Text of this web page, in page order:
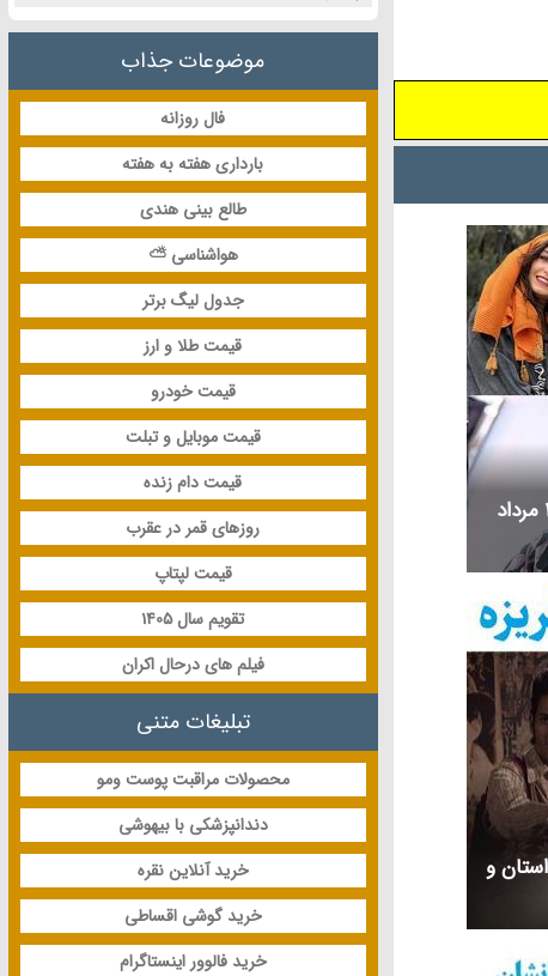
چهره های متولد و درگذشته 18 مرداد
و
موضوعات جذاب
فال روزانه
بارداری هفته به هفته
طالع بینی هندی
هواشناسی ⛅
جدول لیگ برتر
قیمت طلا و ارز
قیمت خودرو
قیمت موبایل و تبلت
قیمت دام زنده
روزهای قمر در عقرب
قیمت لپتاپ
تقویم سال 1405
فیلم های درحال اکران
تبلیغات متنی
محصولات مراقبت پوست ومو
دندانپزشکی با بیهوشی
خرید آنلاین نقره
خرید گوشی اقساطی
خرید فالوور اینستاگرام